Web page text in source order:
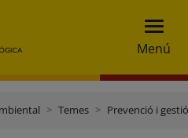
Menú
Temes Prevenció i